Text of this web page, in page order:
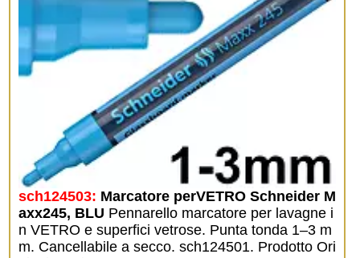
sch124503: Marcatore perVETRO Schneider M
axx245, BLU Pennarello marcatore per lavagne i
n VETRO e superfici vetrose. Punta tonda 1–3 m
m. Cancellabile a secco. sch124501. Prodotto Ori